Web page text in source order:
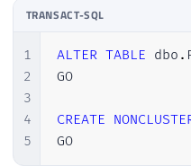
TRANSACT-SQL
1
2
3
4
5
ALTER TABLE dbo .
GO
CREATE
GO